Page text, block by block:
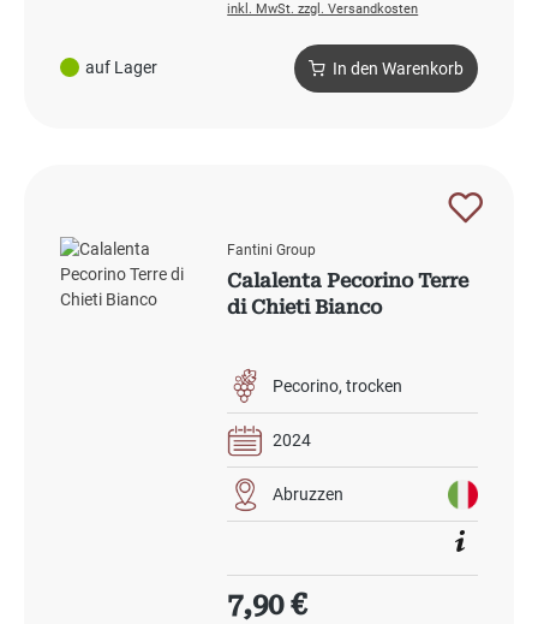
auf Lager
inkl. MwSt. zzgl. Versandkosten
In den Warenkorb
Fantini Group
Calalenta Pecorino Terre
di Chieti Bianco
Pecorino trocken
2024
Abruzzen
Regulärer Preis:
7,90 €